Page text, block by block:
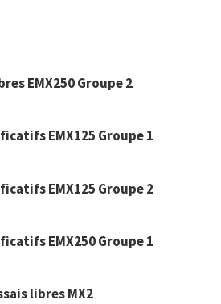
EMX250 Groupe 2
EMX125 Groupe 1
EMX125 Groupe 2
EMX250 Groupe 1
libres MX2